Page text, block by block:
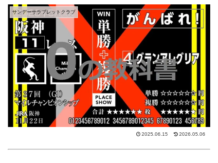
サンデーサラブレットクラブ
2025.06.15 2026.05.06